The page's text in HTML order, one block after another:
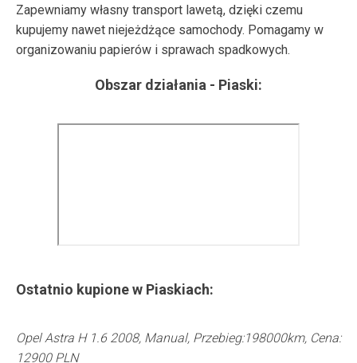
Zapewniamy własny transport lawetą, dzięki czemu
kupujemy nawet niejeżdżące samochody. Pomagamy w
organizowaniu papierów i sprawach spadkowych.
Obszar działania - Piaski:
Ostatnio kupione w Piaskiach:
Opel Astra H 1.6 2008, Manual, Przebieg:198000km, Cena:
12900 PLN